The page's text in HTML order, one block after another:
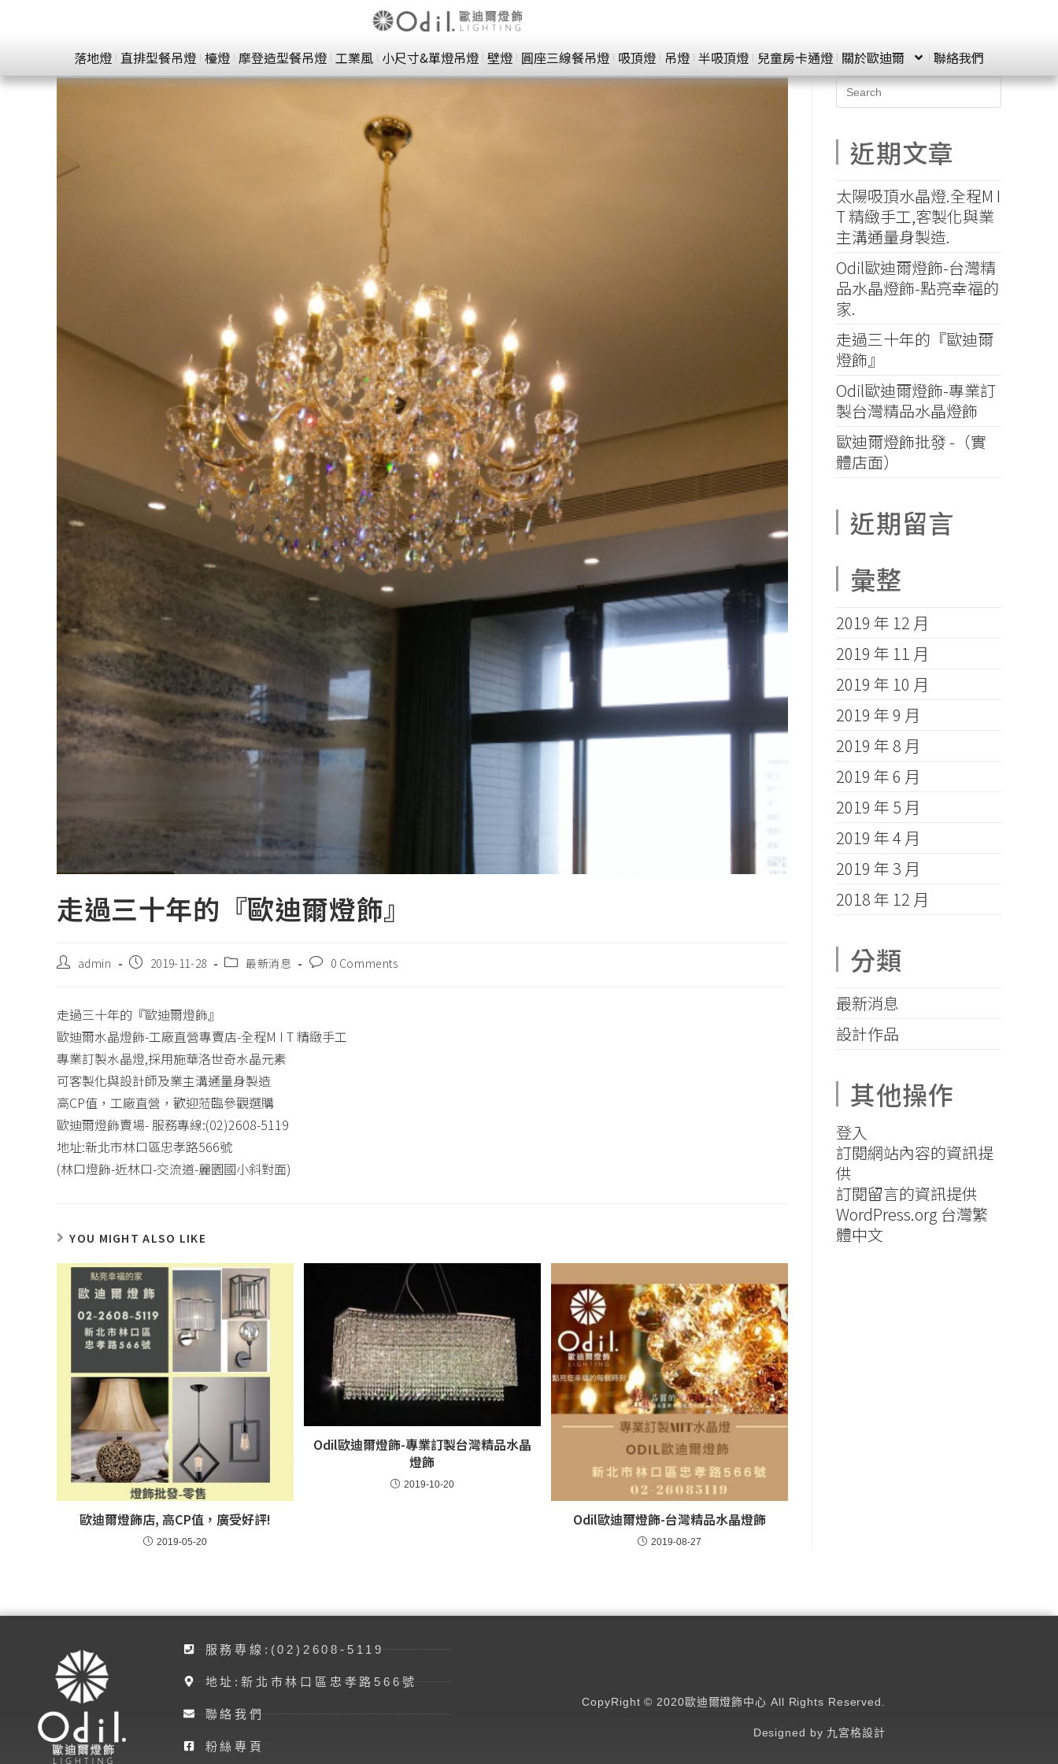
落地燈 直排型餐吊燈 檯燈 摩登造型餐吊燈 工業風 小尺寸&單燈吊燈 壁燈 圓座三線餐吊燈 吸頂燈 吊燈 半吸頂燈 兒童房卡通燈 關於歐迪爾 聯絡我們
走過三十年的『歐迪爾燈飾』
admin 2019-11-28 最新消息 0 Comments
走過三十年的『歐迪爾燈飾』
歐迪爾水晶燈飾-工廠直營專賣店-全程M I T 精緻手工
專業訂製水晶燈,採用施華洛世奇水晶元素
可客製化與設計師及業主溝通量身製造
高CP值，工廠直營，歡迎蒞臨參觀選購
歐迪爾燈飾賣場- 服務專線:(02)2608-5119
地址:新北市林口區忠孝路566號
(林口燈飾-近林口-交流道-麗園國小斜對面)
YOU MIGHT ALSO LIKE
歐迪爾燈飾店, 高CP值，廣受好評!
2019-05-20
Odil歐迪爾燈飾-專業訂製台灣精品水晶
燈飾
2019-10-20
Odil歐迪爾燈飾-台灣精品水晶燈飾
2019-08-27
近期文章
太陽吸頂水晶燈.全程M I
T 精緻手工,客製化與業
主溝通量身製造.
Odil歐迪爾燈飾-台灣精
品水晶燈飾-點亮幸福的
家.
走過三十年的『歐迪爾
燈飾』
Odil歐迪爾燈飾-專業訂
製台灣精品水晶燈飾
歐迪爾燈飾批發 -（實
體店面）
近期留言
彙整
2019 年 12 月
2019 年 11 月
2019 年 10 月
2019 年 9 月
2019 年 8 月
2019 年 6 月
2019 年 5 月
2019 年 4 月
2019 年 3 月
2018 年 12 月
分類
最新消息
設計作品
其他操作
登入
訂閱網站內容的資訊提
供
訂閱留言的資訊提供
WordPress.org 台灣繁
體中文
服務專線:(02)2608-5119
地址:新北市林口區忠孝路566號
聯絡我們
粉絲專頁
CopyRight © 2020歐迪爾燈飾中心 All Rights Reserved.
Designed by 九宮格設計